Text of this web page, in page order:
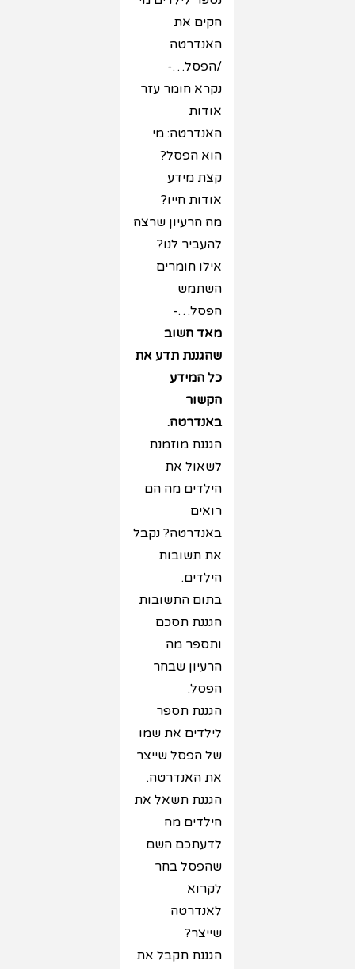
הקים את
האנדרטה
/הפסל…-
נקרא חומר עזר
אודות
האנדרטה: מי
הוא הפסל?
קצת מידע
אודות חייו?
מה הרעיון שרצה
להעביר לנו?
אילו חומרים
השתמש
הפסל…-
מאד חשוב
שהגננת תדע את
כל המידע
הקשור
באנדרטה.
הגננת מוזמנת
לשאול את
הילדים מה הם
רואים
באנדרטה? נקבל
את תשובות
הילדים.
בתום התשובות
הגננת תסכם
ותספר מה
הרעיון שבחר
הפסל.
הגננת תספר
לילדים את שמו
של הפסל שייצר
את האנדרטה.
הגננת תשאל את
הילדים מה
לדעתכם השם
שהפסל בחר
לקרוא
לאנדרטה
שייצר?
הגננת תקבל את